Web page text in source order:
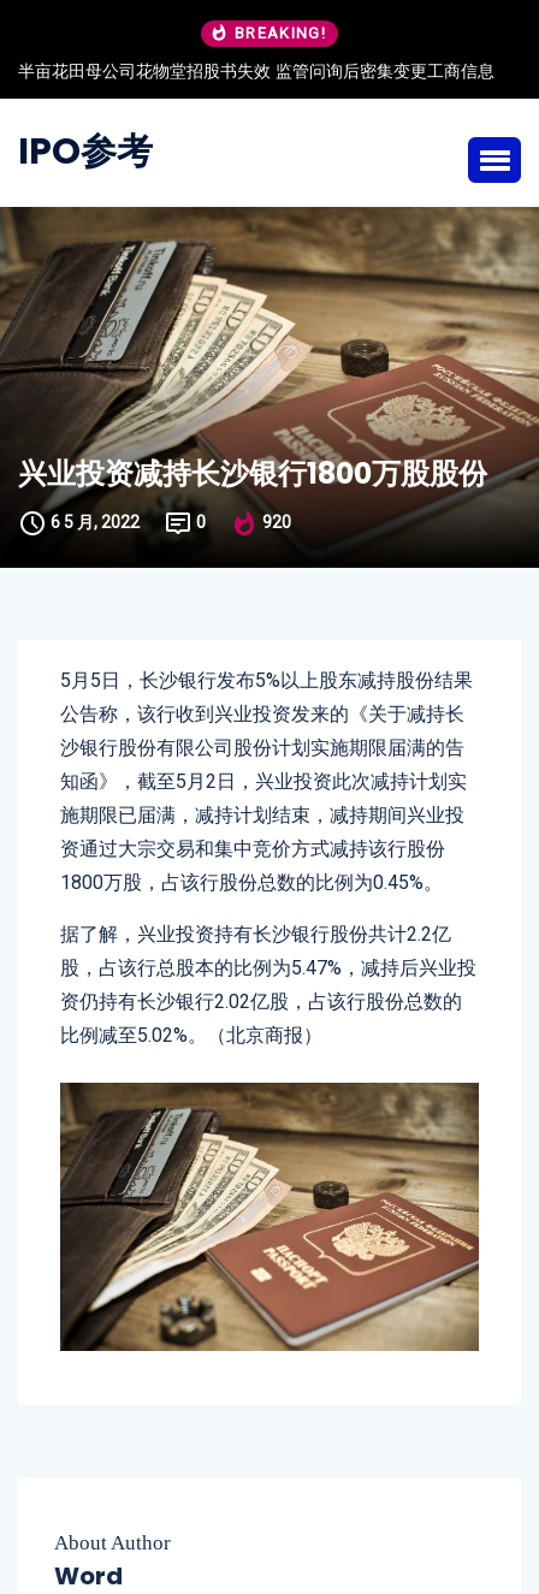
BREAKING!
半亩花田母公司花物堂招股书失效 监管问询后密集变更工商信息
IPO参考
兴业投资减持长沙银行1800万股股份
6 5 月, 2022 0 920
5月5日，长沙银行发布5%以上股东减持股份结果
公告称，该行收到兴业投资发来的《关于减持长
沙银行股份有限公司股份计划实施期限届满的告
知函》，截至5月2日，兴业投资此次减持计划实
施期限已届满，减持计划结束，减持期间兴业投
资通过大宗交易和集中竞价方式减持该行股份
1800万股，占该行股份总数的比例为0.45%。
据了解，兴业投资持有长沙银行股份共计2.2亿
股，占该行总股本的比例为5.47%，减持后兴业投
资仍持有长沙银行2.02亿股，占该行股份总数的
比例减至5.02%。（北京商报）
About Author
Word